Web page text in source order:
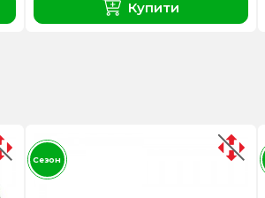
Купити
Сезон